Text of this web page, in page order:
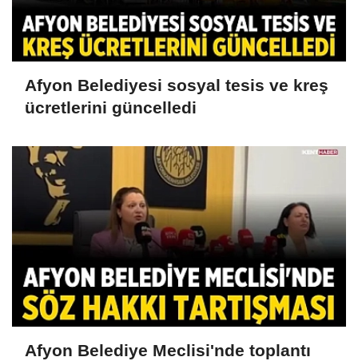
Afyon Belediyesi sosyal tesis ve kreş
ücretlerini güncelledi
Afyon Belediye Meclisi'nde toplantı